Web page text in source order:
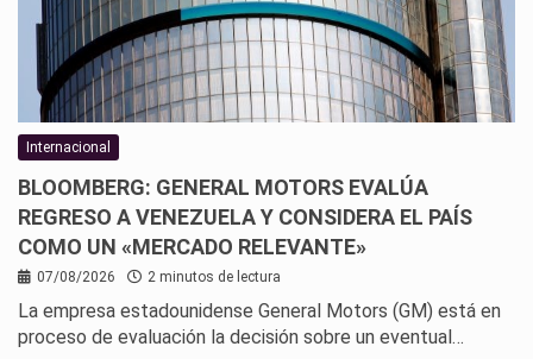
Internacional
BLOOMBERG: GENERAL MOTORS EVALÚA
REGRESO A VENEZUELA Y CONSIDERA EL PAÍS
COMO UN «MERCADO RELEVANTE»
07/08/2026 2 minutos de lectura
La empresa estadounidense General Motors (GM) está en
proceso de evaluación la decisión sobre un eventual…